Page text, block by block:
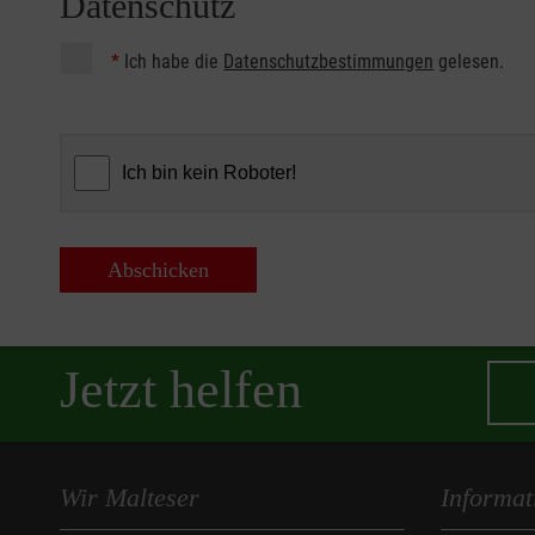
* Ich habe die Datenschutzbestimmungen gelesen.
Abschicken
Jetzt helfen
Wir Malteser